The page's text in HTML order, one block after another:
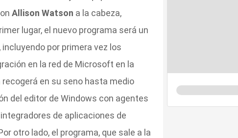
Allison Watson a la cabeza,
lugar, el nuevo programa será un
por primera vez los
en la red de Microsoft en la
en su seno hasta medio
del editor de Windows con agentes
de aplicaciones de
otro lado, el programa, que sale a la